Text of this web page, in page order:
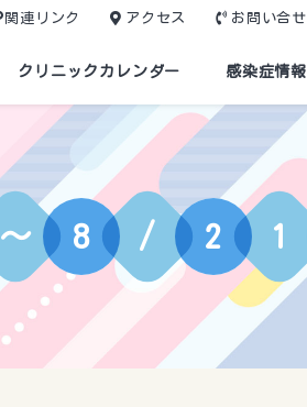
関連リンク アクセス お問い合せ
クリニックカレンダー 感染症情報
～ 8 / 2 1